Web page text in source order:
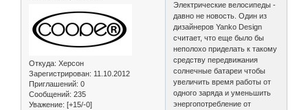
Откуда: Херсон
Зарегистрирован: 11.10.2012
Приглашений: 0
Сообщений: 235
Уважение: [+15/-0]
Электрические велосипеды -
давно не новость. Один из
дизайнеров Yanko Design
считает, что еще было бы
неполохо приделать к такому
средству передвижания
солнечные батареи чтобы
увеличить время работы от
одного заряда и уменьшить
энергопотребление от